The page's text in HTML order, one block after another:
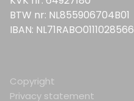
BTW nr: NL855906704B01
IBAN: NL71RABO0111028566
Copyright
Privacy statement